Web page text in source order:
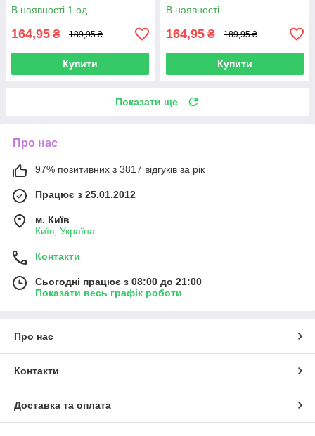
В наявності 1 од.
164,95 ₴ 189,95 ₴
Купити
В наявності
164,95 ₴ 189,95 ₴
Купити
Показати ще
Про нас
97% позитивних з 3817 відгуків за рік
Працює з 25.01.2012
м. Київ
Київ, Україна
Контакти
Сьогодні працює з 08:00 до 21:00
Показати весь графік роботи
Про нас
Контакти
Доставка та оплата